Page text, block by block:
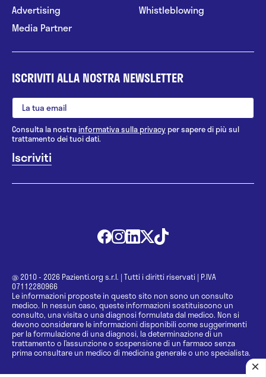
Advertising
Media Partner
Whistleblowing
ISCRIVITI ALLA NOSTRA NEWSLETTER
Consulta la nostrainformativa sulla privacy per sapere di più sul
trattamento dei tuoi dati.
@ 2010 - 2026 Pazienti.org s.r.l. | Tutti i diritti riservati | P.IVA
07112280966
Le informazioni proposte in questo sito non sono un consulto
medico. In nessun caso, queste informazioni sostituiscono un
consulto, una visita o una diagnosi formulata dal medico. Non si
devono considerare le informazioni disponibili come suggerimenti
per la formulazione di una diagnosi, la determinazione di un
trattamento o l’assunzione o sospensione di un farmaco senza
prima consultare un medico di medicina generale o uno specialista.